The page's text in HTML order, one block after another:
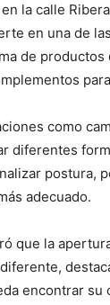
la calle
en una de
de
como
diferentes
postura,
adecuado.
que la
encontrar su